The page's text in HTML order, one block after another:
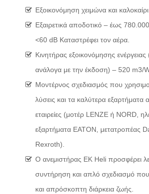
Εξοικονόμηση χειμώνα και
Εξαιρετικά αποδοτικό – έως
<60 dB Καταστρέφει τον αέρα.
Κινητήρας εξοικονόμησης
ανάλογα με την έκδοση) – 520 m3/
Μοντέρνος σχεδιασμός που
λύσεις και τα καλύτερα εξαρτήματα
εταιρείες (μοτέρ LENZE ή NORD,
εξαρτήματα EATON, μετατροπέας
Rexroth).
Ο ανεμιστήρας ΕK Heli προσφέρει
συντήρηση και απλό σχεδιασμό που
και απρόσκοπτη διάρκεια ζωής.